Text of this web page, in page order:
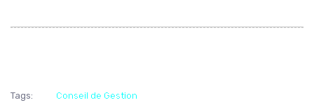
Tags: Conseil de Gestion